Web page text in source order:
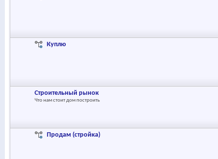
Куплю
Строительный рынок
Что нам стоит дом построить
Продам (стройка)